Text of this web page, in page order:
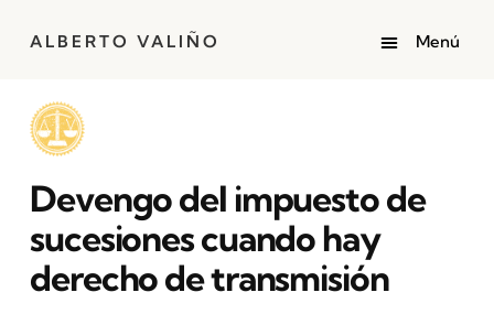
ALBERTO VALIÑO
Devengo del impuesto de
sucesiones cuando hay
derecho de transmisión